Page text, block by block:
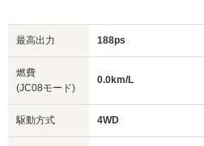
最高出力 188ps
燃費
(JC08モード)
0.0km/L
駆動方式 4WD